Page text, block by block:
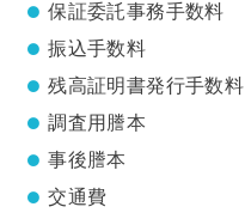
保証委託事務手数料
振込手数料
残高証明書発行手数料
調査用謄本
事後謄本
交通費